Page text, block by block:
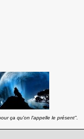
ça qu'on l'appelle le présent''.